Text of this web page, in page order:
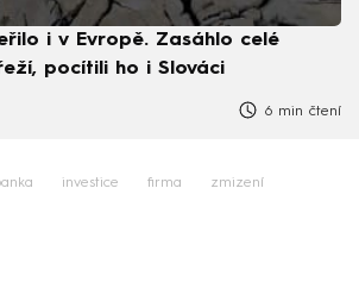
i v Evropě. Zasáhlo celé
pocítili ho i Slováci
6 min čtení
investice firma zmizení